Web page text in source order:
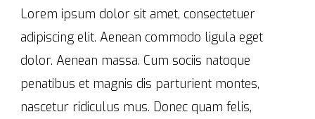
Lorem ipsum dolor sit amet, consectetuer
adipiscing elit. Aenean commodo ligula eget
dolor. Aenean massa. Cum sociis natoque
penatibus et magnis dis parturient montes,
nascetur ridiculus mus. Donec quam felis,